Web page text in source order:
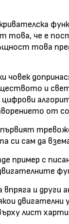
това, че е
това
човек
и
от
си сам да
пример с
впряга и други
двигателни
лист